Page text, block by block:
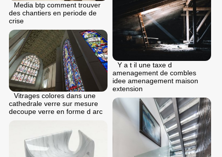
Media btp comment trouver
des chantiers en periode de
crise
Y a t il une taxe d
amenagement de combles
idee amenagement maison
extension
Vitrages colores dans une
cathedrale verre sur mesure
decoupe verre en forme d arc